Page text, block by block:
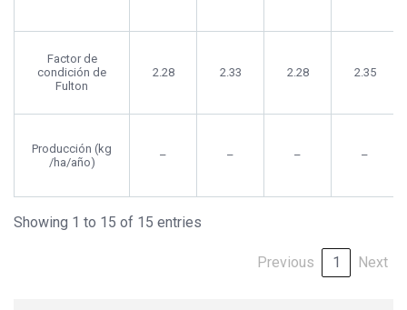
Factor de
condición de
Fulton
2.28 2.33 2.28 2.35
Producción (kg
/ha/año)
– – – –
Showing 1 to 15 of 15 entries
Previous 1 Next